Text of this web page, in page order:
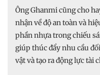
Ông Ghanmi cũng cho
nhận về độ an toàn và
phần nhựa trong chiếu
giúp thúc đẩy nhu cầu
vật và tạo ra động lực tài